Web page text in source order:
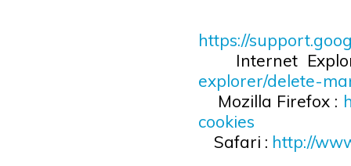
https://
Internet
explorer/delete-
Mozilla Firefox :
cookies
Safari : http://